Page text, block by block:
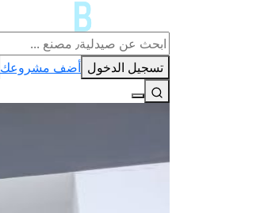
تسجيل الدخول أضف مشروعك